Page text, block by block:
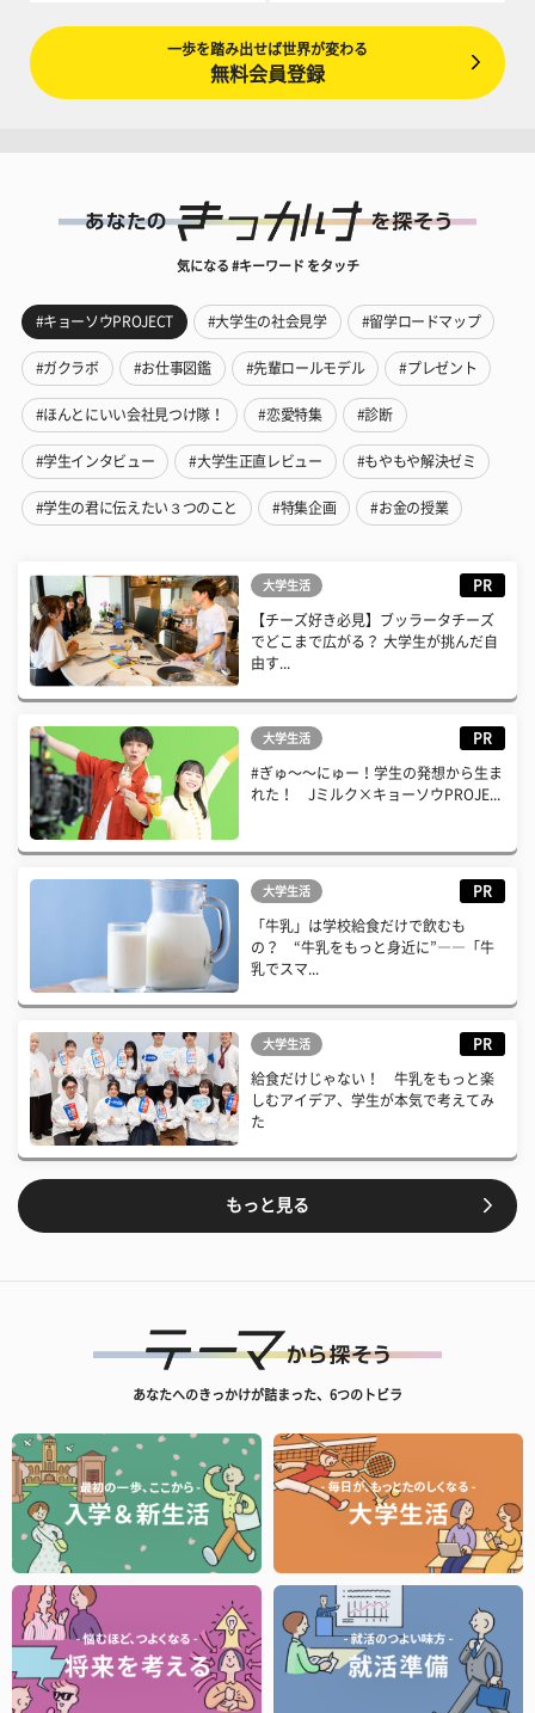
一歩を踏み出せば世界が変わる
無料会員登録
気になる #キーワード をタッチ
#キョーソウPROJECT #大学生の社会見学 #留学ロードマップ
#ガクラボ #お仕事図鑑 #先輩ロールモデル #プレゼント
#ほんとにいい会社見つけ隊！ #恋愛特集 #診断
#学生インタビュー #大学生正直レビュー #もやもや解決ゼミ
#学生の君に伝えたい３つのこと #特集企画 #お金の授業
大学生活 PR
【チーズ好き必見】ブッラータチーズ
でどこまで広がる？ 大学生が挑んだ自
由す...
大学生活 PR
#ぎゅ〜〜にゅー！学生の発想から生ま
れた！ Jミルク×キョーソウPROJE...
大学生活 PR
「牛乳」は学校給食だけで飲むも
の？ “牛乳をもっと身近に”――「牛
乳でスマ...
大学生活 PR
給食だけじゃない！ 牛乳をもっと楽
しむアイデア、学生が本気で考えてみ
た
もっと見る
あなたへのきっかけが詰まった、6つのトビラ